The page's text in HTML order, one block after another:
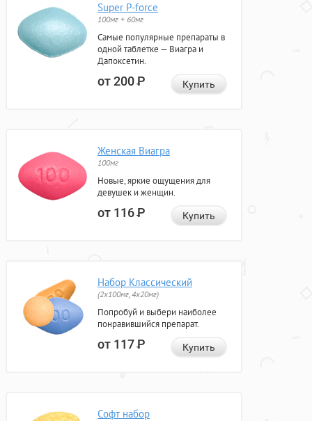
Super P-force
100мг + 60мг
Самые популярные препараты в
одной таблетке — Виагра и
Дапоксетин.
от 200Р Купить
Женская Виагра
100мг
Новые, яркие ощущения для
девушек и женщин.
от 116Р Купить
Набор Классический
(2x100мг, 4x20мг)
Попробуй и выбери наиболее
понравившийся препарат.
от 117Р Купить
Софт набор